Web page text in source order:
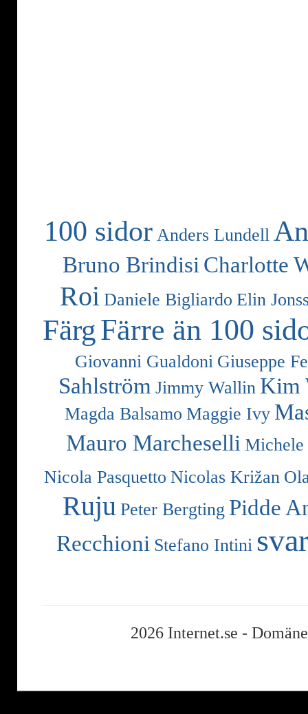
100 sidor Anders Lundell
Bruno Brindisi Charlotte
Roi Daniele Bigliardo Elin
FärgFärre än 100
Giovanni Gualdoni Giuseppe
Sahlström Jimmy Wallin Kim
Magda Balsamo Maggie Ivy
Mauro Marcheselli Michele
Nicola Pasquetto Nicolas Križan
Ruju Peter Bergting Pidde
Recchioni Stefano Intini
2026 Internet.se -